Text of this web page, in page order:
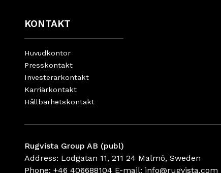
KONTAKT
Huvudkontor
Presskontakt
Investerarkontakt
Karriärkontakt
Hållbarhetskontakt
Rugvista Group AB (publ)
Address: Lodgatan 11, 211 24 Malmö, Sweden
Phone: +46 406688104 E-mail: info@rugvista.com